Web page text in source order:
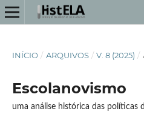
INÍCIO / ARQUIVOS / V. 8 (2025) /
Escolanovismo
uma análise histórica das políticas